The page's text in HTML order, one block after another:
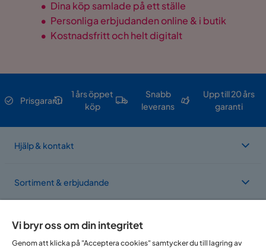
Färg ben Brun
Montering krävs Ja
Nettovikt (Kg) 61 Kg
Form
• Dina köp samlade på ett ställe
• Personliga erbjudanden online & i butik
• Kostnadsfritt och helt digitalt
Prisgaranti
1 års öppet
köp
Snabb
leverans
Upp till 20 års
garanti
Hjälp & kontakt
Sortiment & erbjudande
Om Trademax
Vi bryr oss om din integritet
Genom att klicka på "Acceptera cookies" samtycker du till lagring av